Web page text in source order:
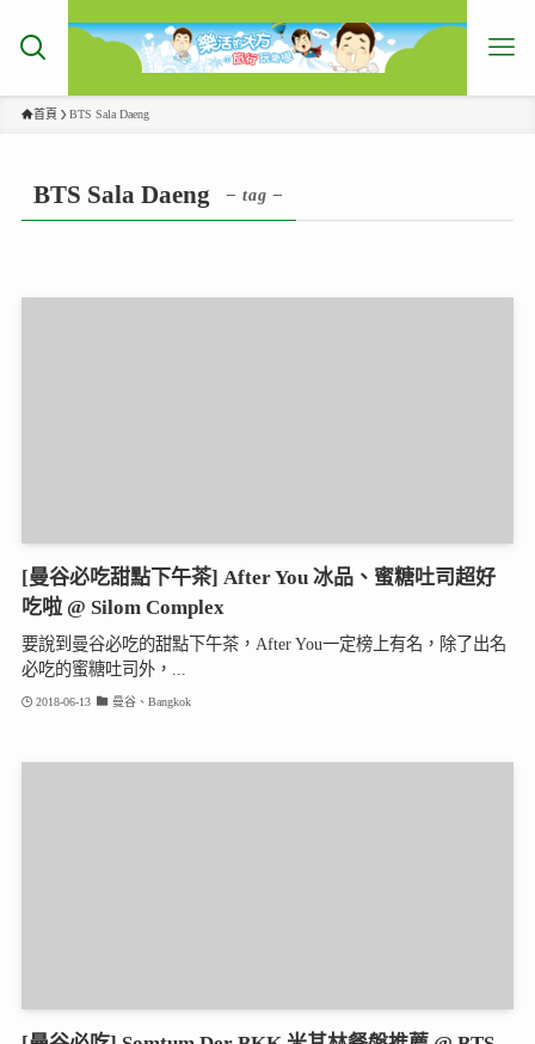
首頁 BTS Sala Daeng
BTS Sala Daeng – tag –
[曼谷必吃甜點下午茶] After You 冰品、蜜糖吐司超好
吃啦 @ Silom Complex
要說到曼谷必吃的甜點下午茶，After You一定榜上有名，除了出名
必吃的蜜糖吐司外，...
2018-06-13 曼谷、Bangkok